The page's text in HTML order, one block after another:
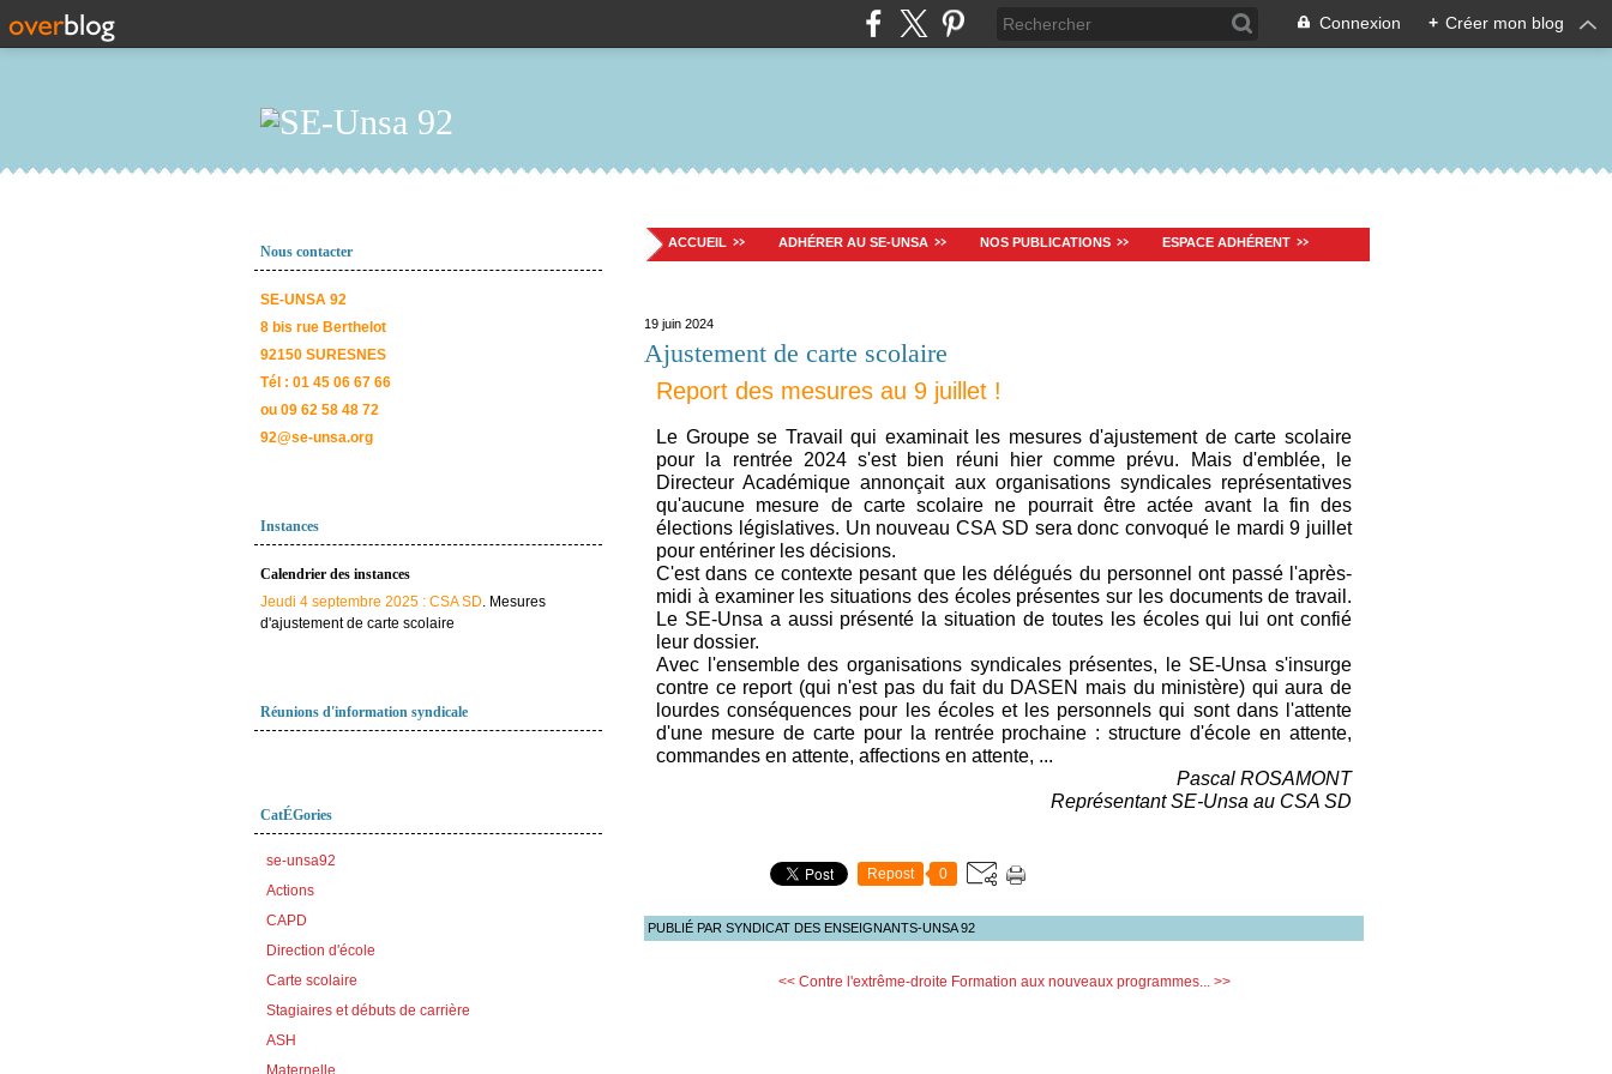
Connexion + Créer mon blog
Nous contacter
SE-UNSA 92
8 bis rue Berthelot
92150 SURESNES
Tél : 01 45 06 67 66
ou 09 62 58 48 72
92@se-unsa.org
Instances
Calendrier des instances
Jeudi 4 septembre 2025 : CSA SD. Mesures
d'ajustement de carte scolaire
Réunions d'information syndicale
CatÉGories
se-unsa92
Actions
CAPD
Direction d'école
Carte scolaire
Stagiaires et débuts de carrière
ASH
Maternelle
ACCUEIL ADHÉRER AU SE-UNSA NOS PUBLICATIONS ESPACE ADHÉRENT
19 juin 2024
Ajustement de carte scolaire
Report des mesures au 9 juillet !
Le Groupe se Travail qui examinait les mesures d'ajustement de carte scolaire
pour la rentrée 2024 s'est bien réuni hier comme prévu. Mais d'emblée, le
Directeur Académique annonçait aux organisations syndicales représentatives
qu'aucune mesure de carte scolaire ne pourrait être actée avant la fin des
élections législatives. Un nouveau CSA SD sera donc convoqué le mardi 9 juillet
pour entériner les décisions.
C'est dans ce contexte pesant que les délégués du personnel ont passé l'après-
midi à examiner les situations des écoles présentes sur les documents de travail.
Le SE-Unsa a aussi présenté la situation de toutes les écoles qui lui ont confié
leur dossier.
Avec l'ensemble des organisations syndicales présentes, le SE-Unsa s'insurge
contre ce report (qui n'est pas du fait du DASEN mais du ministère) qui aura de
lourdes conséquences pour les écoles et les personnels qui sont dans l'attente
d'une mesure de carte pour la rentrée prochaine : structure d'école en attente,
commandes en attente, affections en attente, ...
Pascal ROSAMONT
Représentant SE-Unsa au CSA SD
Repost 0
PUBLIÉ PAR SYNDICAT DES ENSEIGNANTS-UNSA 92
<< Contre l'extrême-droite Formation aux nouveaux programmes... >>